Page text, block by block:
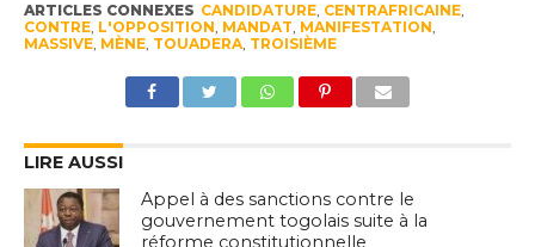
ARTICLES CONNEXES CANDIDATURE, CENTRAFRICAINE,
CONTRE, L'OPPOSITION, MANDAT, MANIFESTATION,
MASSIVE, MÈNE, TOUADERA, TROISIÈME
LIRE AUSSI
Appel à des sanctions contre le
gouvernement togolais suite à la
réforme constitutionnelle